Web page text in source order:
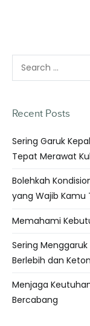
Recent Posts
Sering Garuk
Tepat Merawat
Bolehkah
yang Wajib Kamu
Memahami
Sering
Berlebih dan
Menjaga
Bercabang